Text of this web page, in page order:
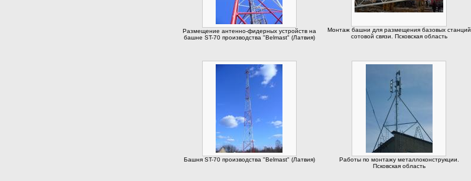
Размещение антенно-фидерных устройств на
башне ST-70 производства "Belmast" (Латвия)
Монтаж башни для размещения базовых станций
сотовой связи. Псковская область
Башня ST-70 производства "Belmast" (Латвия)
Работы по монтажу металлоконструкции.
Псковская область